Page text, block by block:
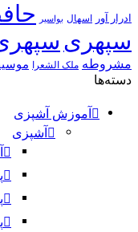
ادرار آور اسهال بواسیر
سپهری
مشروطه ملک الشعرا
دسته‌ها
آموزش آشپزی
آشپزی